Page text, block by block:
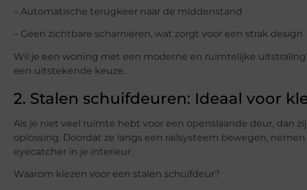
– Automatische terugkeer naar de middenstand
– Geen zichtbare scharnieren, wat zorgt voor een strak design
Wil je een woning met een moderne en ruimtelijke
een uitstekende keuze.
2. Stalen schuifdeuren: Ideaal voor
Als je niet veel ruimte hebt voor een openslaande deur, dan
oplossing. Doordat ze langs een railsysteem bewegen,
eyecatcher in je interieur.
Waarom kiezen voor een stalen schuifdeur?